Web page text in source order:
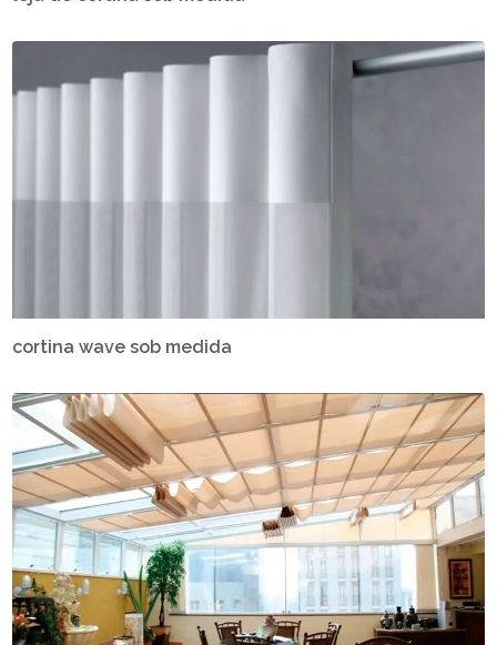
cortina wave sob medida